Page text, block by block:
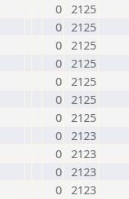
0 2125
0 2125
0 2125
0 2125
0 2125
0 2125
0 2125
0 2123
0 2123
0 2123
0 2123